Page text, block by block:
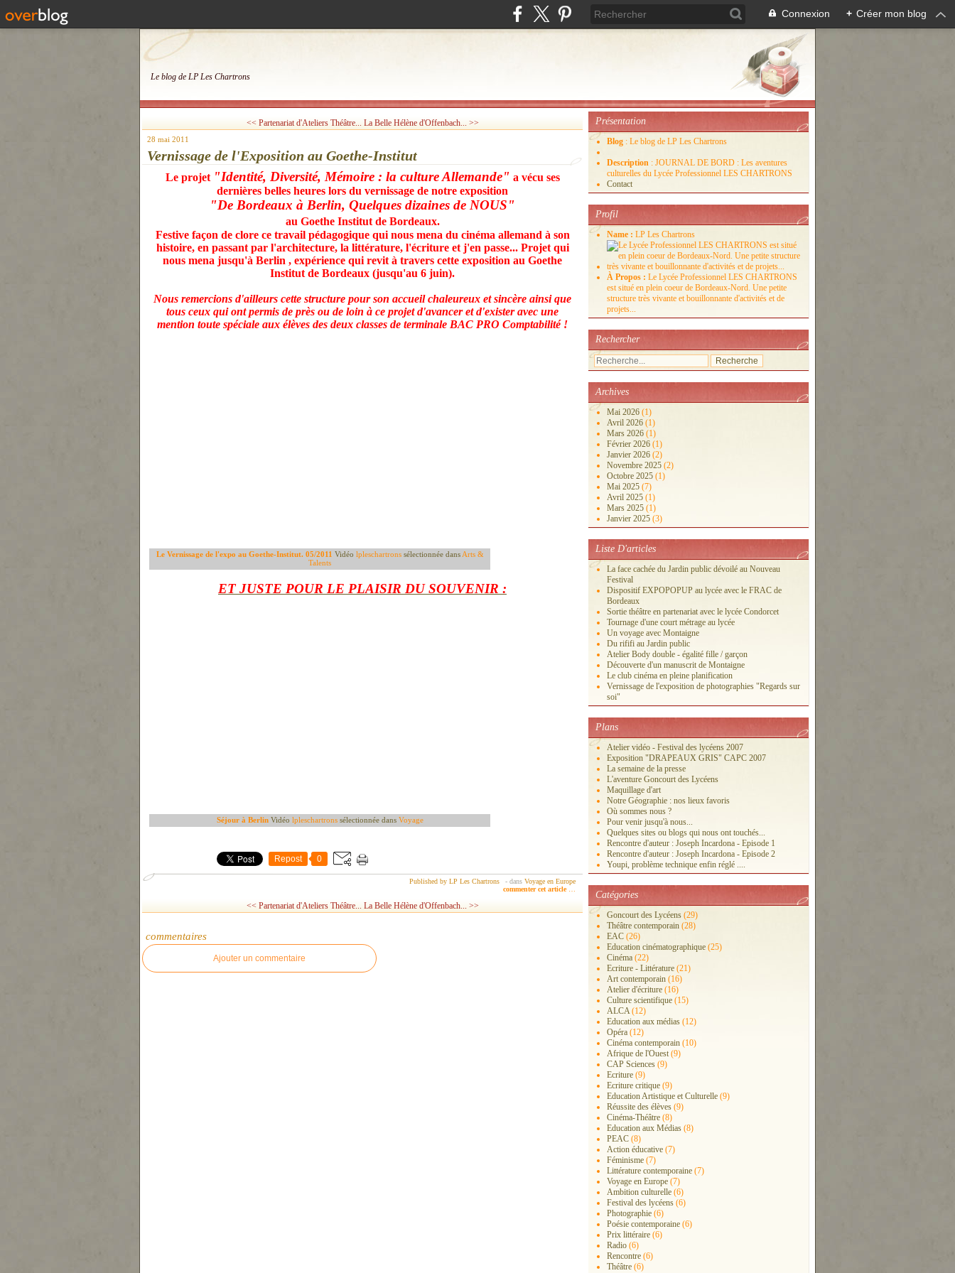
Connexion + Créer mon blog
Le blog de LP Les Chartrons
<< Partenariat d'Ateliers Théâtre... La Belle Hélène d'Offenbach... >>
28 mai 2011
Vernissage de l'Exposition au Goethe-Institut
Le projet "Identité, Diversité, Mémoire : la culture Allemande" a vécu ses
dernières belles heures lors du vernissage de notre exposition
"De Bordeaux à Berlin, Quelques dizaines de NOUS"
au Goethe Institut de Bordeaux.
Festive façon de clore ce travail pédagogique qui nous mena du cinéma allemand à son
histoire, en passant par l'architecture, la littérature, l'écriture et j'en passe... Projet qui
nous mena jusqu'à Berlin , expérience qui revit à travers cette exposition au Goethe
Institut de Bordeaux (jusqu'au 6 juin).
Nous remercions d'ailleurs cette structure pour son accueil chaleureux et sincère ainsi que
tous ceux qui ont permis de près ou de loin à ce projet d'avancer et d'exister avec une
mention toute spéciale aux élèves des deux classes de terminale BAC PRO Comptabilité !
Le Vernissage de l'expo au Goethe-Institut. 05/2011 Vidéo lpleschartronssélectionnée dans Arts &
Talents
ET JUSTE POUR LE PLAISIR DU SOUVENIR :
Séjour à BerlinVidéo lpleschartronssélectionnée dans Voyage
Repost 0
Published by LP Les Chartrons - dans Voyage en Europe
commenter cet article
<< Partenariat d'Ateliers Théâtre... La Belle Hélène d'Offenbach... >>
commentaires
Ajouter un commentaire
Présentation
Blog : Le blog de LP Les Chartrons
Description : JOURNAL DE BORD : Les aventures
culturelles du Lycée Professionnel LES CHARTRONS
Contact
Profil
Name : LP Les Chartrons
À Propos : Le Lycée Professionnel LES CHARTRONS
est situé en plein coeur de Bordeaux-Nord. Une petite
structure très vivante et bouillonnante d'activités et de
projets...
Rechercher
Archives
Mai 2026 (1)
Avril 2026 (1)
Mars 2026 (1)
Février 2026 (1)
Janvier 2026 (2)
Novembre 2025 (2)
Octobre 2025 (1)
Mai 2025 (7)
Avril 2025 (1)
Mars 2025 (1)
Janvier 2025 (3)
Liste D'articles
La face cachée du Jardin public dévoilé au Nouveau
Festival
Dispositif EXPOPOPUP au lycée avec le FRAC de
Bordeaux
Sortie théâtre en partenariat avec le lycée Condorcet
Tournage d'une court métrage au lycée
Un voyage avec Montaigne
Du rififi au Jardin public
Atelier Body double - égalité fille / garçon
Découverte d'un manuscrit de Montaigne
Le club cinéma en pleine planification
Vernissage de l'exposition de photographies "Regards sur
soi"
Plans
Atelier vidéo - Festival des lycéens 2007
Exposition "DRAPEAUX GRIS" CAPC 2007
La semaine de la presse
L'aventure Goncourt des Lycéens
Maquillage d'art
Notre Géographie : nos lieux favoris
Où sommes nous ?
Pour venir jusqu'à nous...
Quelques sites ou blogs qui nous ont touchés...
Rencontre d'auteur : Joseph Incardona - Episode 1
Rencontre d'auteur : Joseph Incardona - Episode 2
Youpi, problème technique enfin réglé ....
Catégories
Goncourt des Lycéens (29)
Théâtre contemporain (28)
EAC (26)
Education cinématographique (25)
Cinéma (22)
Ecriture - Littérature (21)
Art contemporain (16)
Atelier d'écriture (16)
Culture scientifique (15)
ALCA(12)
Education aux médias (12)
Opéra (12)
Cinéma contemporain (10)
Afrique de l'Ouest (9)
CAP Sciences (9)
Ecriture (9)
Ecriture critique (9)
Education Artistique et Culturelle (9)
Réussite des élèves (9)
Cinéma-Théâtre (8)
Education aux Médias (8)
PEAC (8)
Action éducative (7)
Féminisme (7)
Littérature contemporaine (7)
Voyage en Europe (7)
Ambition culturelle (6)
Festival des lycéens (6)
Photographie (6)
Poésie contemporaine (6)
Prix littéraire (6)
Radio (6)
Rencontre (6)
Théâtre (6)